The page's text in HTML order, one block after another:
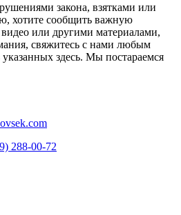
закона, взятками или
хотите сообщить важную
или другими материалами,
свяжитесь с нами любым
здесь. Мы постараемся
288-00-72